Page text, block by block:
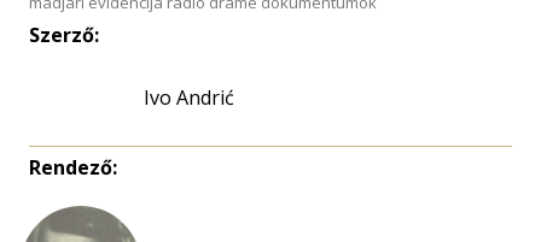
Szerző:
Ivo Andrić
Rendező: